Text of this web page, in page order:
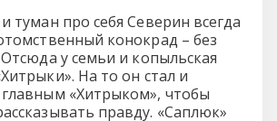
туман про себя Северин всегда
конокрад – без
у семьи и копыльская
На то он стал и
«Хитрыком», чтобы
правду. «Саплюк»